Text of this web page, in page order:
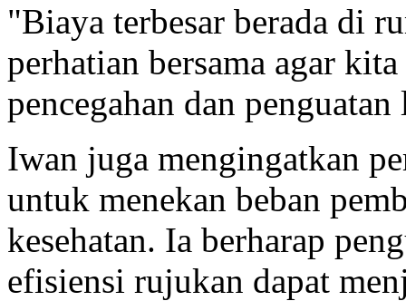
"Biaya terbesar berada di
perhatian bersama agar
pencegahan dan
Iwan juga mengingatkan
untuk menekan beban
kesehatan. Ia berharap
efisiensi rujukan dapat